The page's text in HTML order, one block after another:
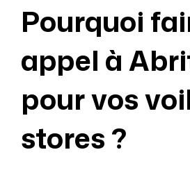
Pourquoi
appel à
pour vos
stores ?